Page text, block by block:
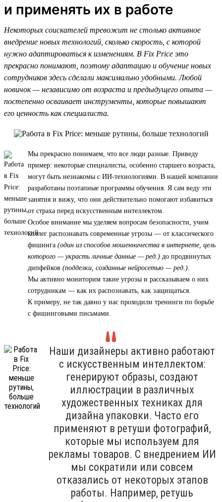
и применять их в работе
Некоторых соискателей тревожит не столько активное
внедрение новых технологий, сколько скорость, с которой
нужно адаптироваться к изменениям. В Fix Price это
прекрасно понимают, поэтому адаптацию и обучение новых
сотрудников здесь сделали максимально удобными. Любой
новичок — независимо от возраста и предыдущего опыта —
постепенно осваивает инструменты, которые повышают
его ценность как специалиста.
Мы прекрасно понимаем, что все люди разные. Приведу
пример: некоторые специалисты, особенно старшего возраста,
могут быть незнакомы с ИИ-технологиями. В нашей компании
разработаны поэтапные программы обучения. Я сам веду эти
занятия и вижу, что они действительно помогают избавиться
от страха перед искусственным интеллектом.
Особое внимание мы уделяем вопросам безопасности, учим
коллег распознавать современные угрозы — от классического
фишинга (один из способов мошенничества в интернете, цель
которого — украсть личные данные — ред.) до продвинутых
дипфейков (подделки, созданные нейросетью — ред.)
Мы активно мониторим такие угрозы и рассказываем о них
сотрудникам — как их распознавать, как защищаться.
К примеру, не так давно у нас проходили тренинги по борьбе
с фишинговыми письмами.
Наши дизайнеры активно работают
с искусственным интеллектом:
генерируют образы, создают
иллюстрации в различных
художественных техниках для
дизайна упаковки. Часто его
применяют в ретуши фотографий,
которые мы используем для
рекламы товаров. С внедрением ИИ
мы сократили или совсем
отказались от некоторых этапов
работы. Например, ретушь